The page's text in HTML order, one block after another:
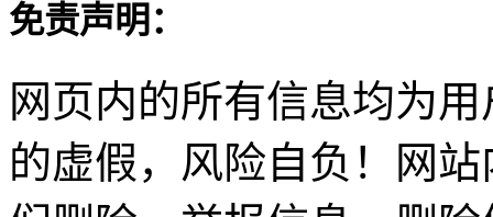
免责声明：
网页内的所有信息均为
的虚假，风险自负！网